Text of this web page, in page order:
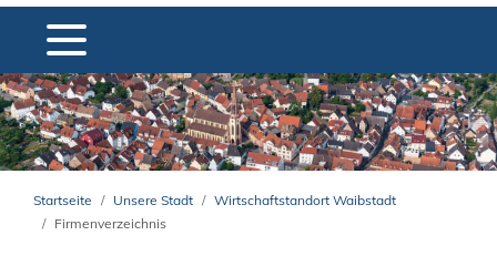
Startseite Unsere Stadt
Wirtschaftstandort Waibstadt
Firmenverzeichnis